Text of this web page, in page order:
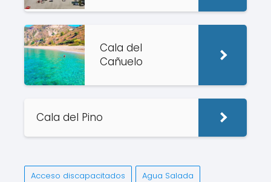
Cala del
Cañuelo
Cala del Pino
Acceso discapacitados Agua Salada